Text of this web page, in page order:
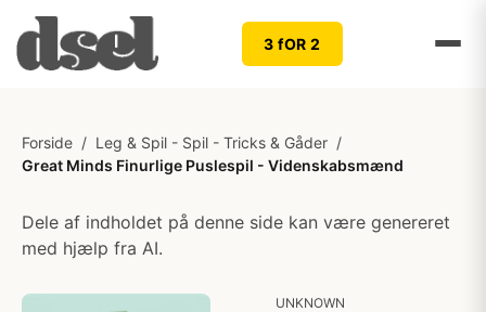
3 fOR 2
Forside / Leg & Spil - Spil - Tricks & Gåder /
Great Minds Finurlige Puslespil - Videnskabsmænd
Dele af indholdet på denne side kan være genereret
med hjælp fra AI.
UNKNOWN